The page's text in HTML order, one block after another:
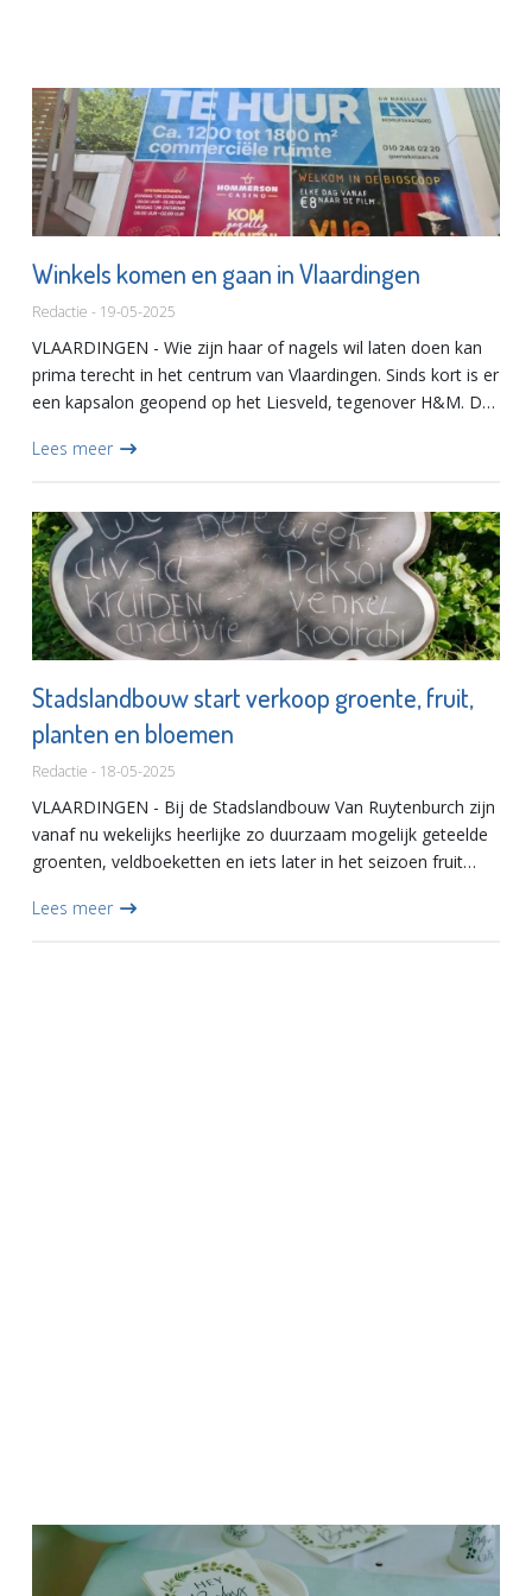
Winkels komen en gaan in Vlaardingen
Redactie - 19-05-2025
VLAARDINGEN - Wie zijn haar of nagels wil laten doen kan
prima terecht in het centrum van Vlaardingen. Sinds kort is er
een kapsalon geopend op het Liesveld, tegenover H&M. Dat
Lees meer
Stadslandbouw start verkoop groente, fruit,
planten en bloemen
Redactie - 18-05-2025
VLAARDINGEN - Bij de Stadslandbouw Van Ruytenburch zijn
vanaf nu wekelijks heerlijke zo duurzaam mogelijk geteelde
groenten, veldboeketten en iets later in het seizoen fruit
Lees meer